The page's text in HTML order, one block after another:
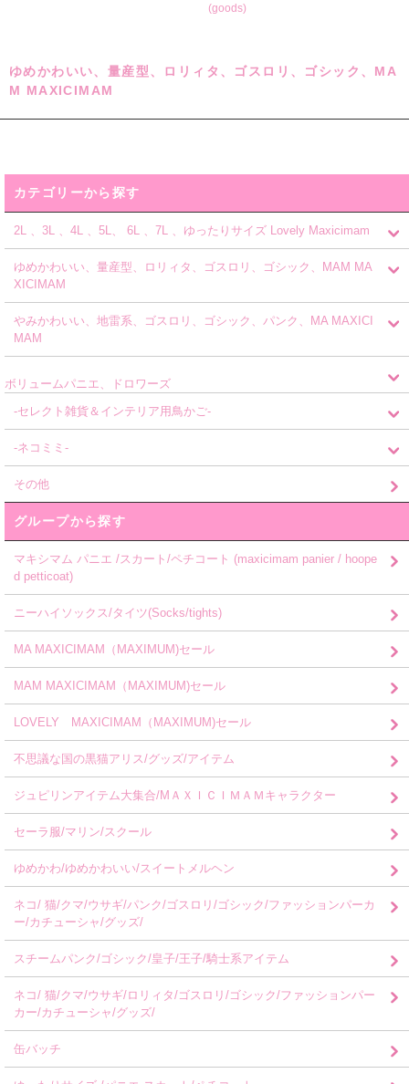
(goods)
ゆめかわいい、量産型、ロリィタ、ゴスロリ、ゴシック、MA
M MAXICIMAM
カテゴリーから探す
2L 、3L 、4L 、5L、 6L 、7L 、ゆったりサイズ Lovely Maxicimam
ゆめかわいい、量産型、ロリィタ、ゴスロリ、ゴシック、MAM MA
XICIMAM
やみかわいい、地雷系、ゴスロリ、ゴシック、パンク、MA MAXICI
MAM
ボリュームパニエ、ドロワーズ
-セレクト雑貨＆インテリア用鳥かご-
-ネコミミ-
その他
グループから探す
マキシマム パニエ /スカート/ペチコート (maxicimam panier / hoope
d petticoat)
ニーハイソックス/タイツ(Socks/tights)
MA MAXICIMAM（MAXIMUM)セール
MAM MAXICIMAM（MAXIMUM)セール
LOVELY MAXICIMAM（MAXIMUM)セール
不思議な国の黒猫アリス/グッズ/アイテム
ジュピリンアイテム大集合/MＡＸＩＣＩＭＡＭキャラクター
セーラ服/マリン/スクール
ゆめかわ/ゆめかわいい/スイートメルヘン
ネコ/ 猫/クマ/ウサギ/パンク/ゴスロリ/ゴシック/ファッションパーカ
ー/カチューシャ/グッズ/
スチームパンク/ゴシック/皇子/王子/騎士系アイテム
ネコ/ 猫/クマ/ウサギ/ロリィタ/ゴスロリ/ゴシック/ファッションパー
カー/カチューシャ/グッズ/
缶バッチ